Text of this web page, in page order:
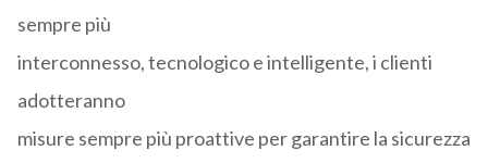
sempre più
interconnesso, tecnologico e intelligente, i clienti
adotteranno
misure sempre più proattive per garantire la sicurezza